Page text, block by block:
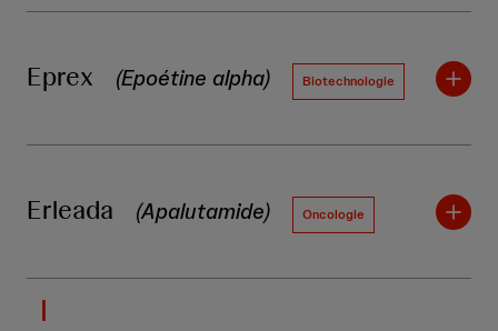
Eprex (Epoétine alpha) Biotechnologie
Erleada (Apalutamide) Oncologie
I